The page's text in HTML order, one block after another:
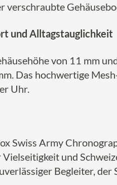
verschraubte
und Alltagstauglichkeit
von 11 mm
Das hochwertige
Uhr.
Swiss Army
und
Begleiter, der